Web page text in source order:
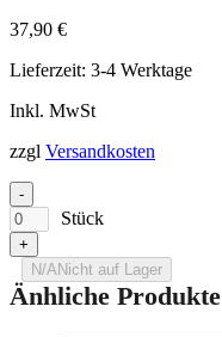
37,90 €
Lieferzeit: 3-4 Werktage
Inkl. MwSt
zzgl Versandkosten
-
Stück
+
N/ANicht auf Lager
Änhliche Produkte